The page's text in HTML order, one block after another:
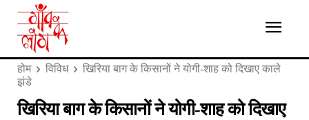
होम विविध
खिरिया बाग के किसानों ने योगी-शाह को दिखाए काले
झंडे
खिरिया बाग के किसानों ने योगी-शाह को दिखाए